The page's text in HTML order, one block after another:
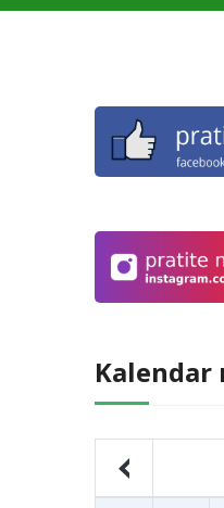
Kalendar